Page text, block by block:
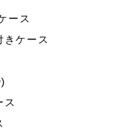
ース
ケース
ス